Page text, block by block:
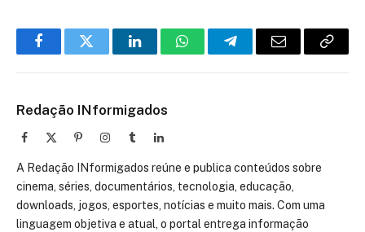
FacebookTwitter LinkedInWhatsAppTelegramEmail
Copy
Redação INformigados
Facebook PinterestInstagram
TumblrLinkedIn
A Redação INformigados reúne e publica conteúdos sobre
cinema, séries, documentários, tecnologia, educação,
downloads, jogos, esportes, notícias e muito mais. Com uma
linguagem objetiva e atual, o portal entrega informação